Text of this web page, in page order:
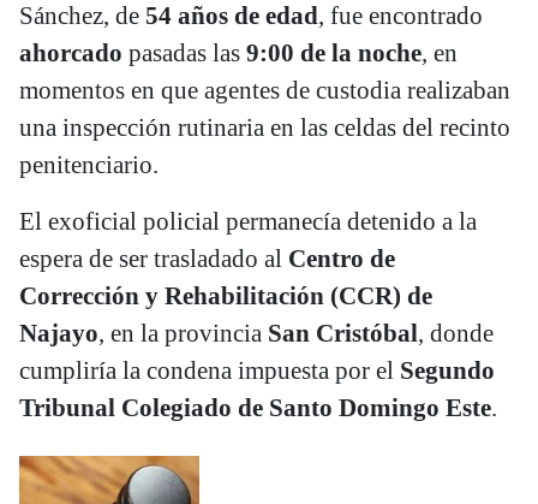
Sánchez, de 54 años de edad, fue encontrado
ahorcado pasadas las 9:00 de la noche, en
momentos en que agentes de custodia realizaban
una inspección rutinaria en las celdas del recinto
penitenciario.
El exoficial policial permanecía detenido a la
espera de ser trasladado al Centro de
Corrección y Rehabilitación (CCR) de
Najayo, en la provincia San Cristóbal, donde
cumpliría la condena impuesta por el Segundo
Tribunal Colegiado de Santo Domingo Este.